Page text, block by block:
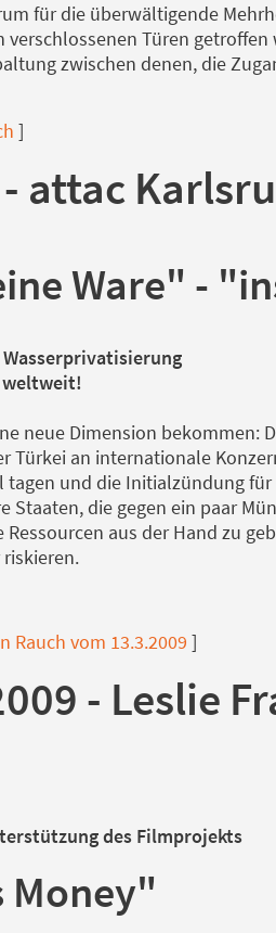
für die überwältigende
verschlossenen Türen
zwischen denen, die
]
attac
Ware" -
weltweit!
neue Dimension bekommen:
Türkei an internationale
und die Initialzündung
Staaten, die gegen ein paar
aus der Hand zu
Rauch vom 13.3.2009 ]
- Leslie
des Filmprojekts
Money"